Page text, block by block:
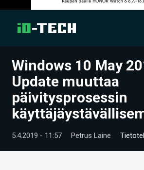
UUTISET
ARTIKKELIT
VIDEOT
TECHBBS
Windows 10 May
Update muuttaa
päivitysprosessin
5.4.2019 - 11:57 Petrus Laine